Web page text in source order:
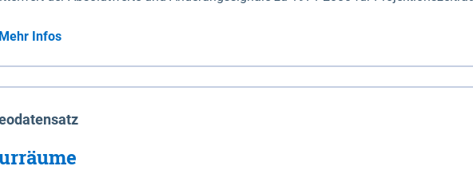
(Jun. - Aug.) - au: Herbst (Sep. - Nov.) - wi: Winter (Dez. - Feb.) - hyr:
Jahr (Nov. - Okt.) - hsu: Hydrologisches Sommerhalbjahr (Mai - Okt.) -
- vd: Vegetationsruhe (Okt. - Mär.) Neben den Rasterdaten ist eine
zu den Dateinamen und für eine Darstellung im GIS eine Klassifizierung der
code gegeben.
Mehr Infos